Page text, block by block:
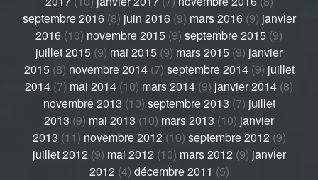
septembre 2016(8) juin 2016(9) mars 2016(9) janvier
2016 (10) novembre 2015 (9) septembre 2015 (9)
juillet 2015 (9) mai 2015 (9) mars 2015 (9) janvier
2015(8) novembre 2014(7) septembre 2014(9) juillet
2014 (7) mai 2014 (10) mars 2014 (9) janvier 2014 (8)
novembre 2013 (10) septembre 2013 (7) juillet
2013 (9) mai 2013 (10) mars 2013 (10) janvier
2013 (11) novembre 2012(10) septembre 2012(9)
juillet 2012(9) mai 2012(10) mars 2012(9) janvier
2012(4) décembre 2011 (5)